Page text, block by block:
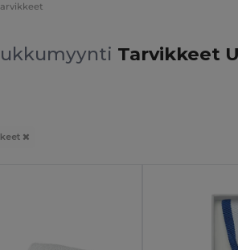
Tarvikkeet